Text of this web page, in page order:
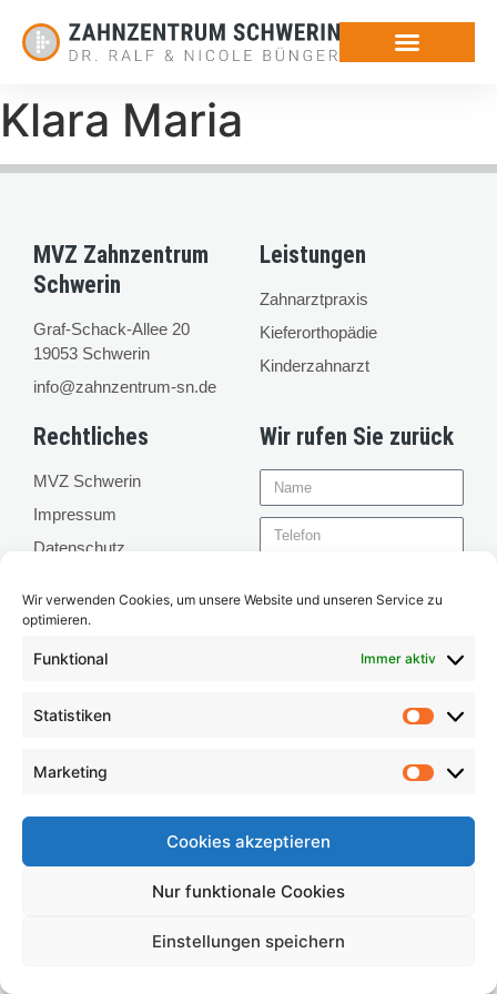
Wir verwenden Cookies, um unsere Website und unseren Service zu
optimieren.
Funktional Immer aktiv
Statistiken
Marketing
Cookies akzeptieren
Nur funktionale Cookies
Einstellungen speichern
Klara Maria
MVZ Zahnzentrum
Schwerin
Graf-Schack-Allee 20
19053 Schwerin
info@zahnzentrum-sn.de
Leistungen
Zahnarztpraxis
Kieferorthopädie
Kinderzahnarzt
Rechtliches
MVZ Schwerin
Impressum
Datenschutz
Wir rufen Sie zurück
Formulars bestätigen Sie die
Einverständnis für unsere